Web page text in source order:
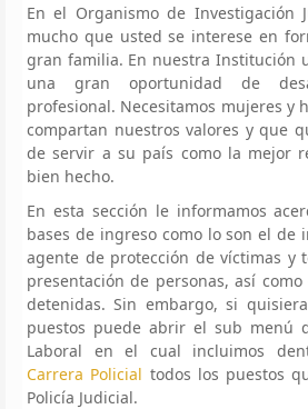
En el Organismo de Investigación
mucho que usted se interese en
gran familia. En nuestra Institución
una gran oportunidad de
profesional. Necesitamos mujeres y
compartan nuestros valores y que
de servir a su país como la mejor
bien hecho.
En esta sección le informamos
bases de ingreso como lo son el de
agente de protección de víctimas y
presentación de personas, así
detenidas. Sin embargo, si
puestos puede abrir el sub menú
Laboral en el cual incluimos
Carrera Policial todos los puestos
Policía Judicial.